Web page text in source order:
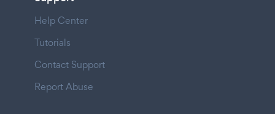
Help Center
Tutorials
Contact Support
Report Abuse